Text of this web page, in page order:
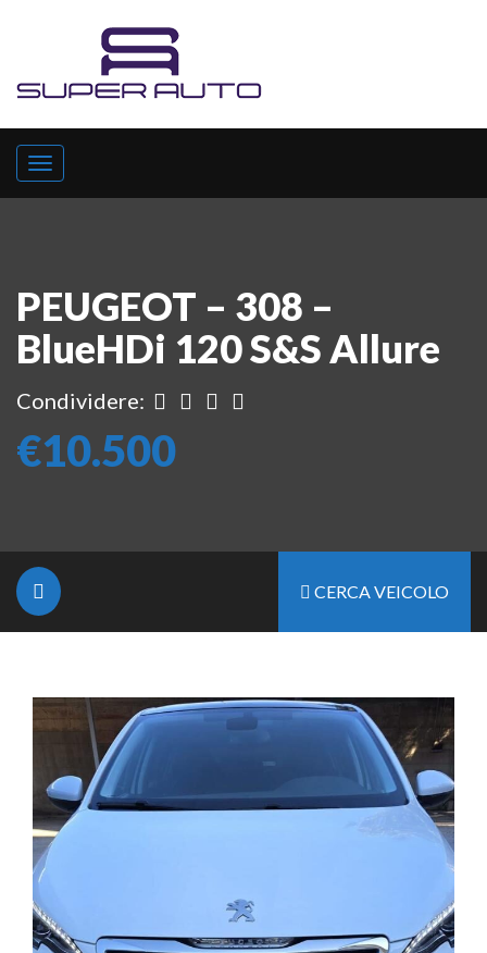
PEUGEOT – 308 –
BlueHDi 120 S&S Allure
Condividere:
€10.500
CERCA VEICOLO